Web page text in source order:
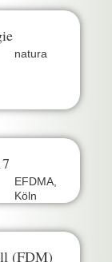
natura
EFDMA,
Köln
(FDM)